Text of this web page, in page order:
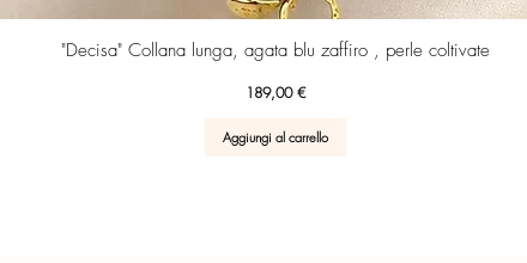
Vista rapida
"Decisa" Collana lunga, agata blu zaffiro , perle coltivate
Prezzo
189,00 €
Aggiungi al carrello